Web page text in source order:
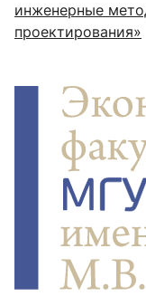
инженерные
проектирования»